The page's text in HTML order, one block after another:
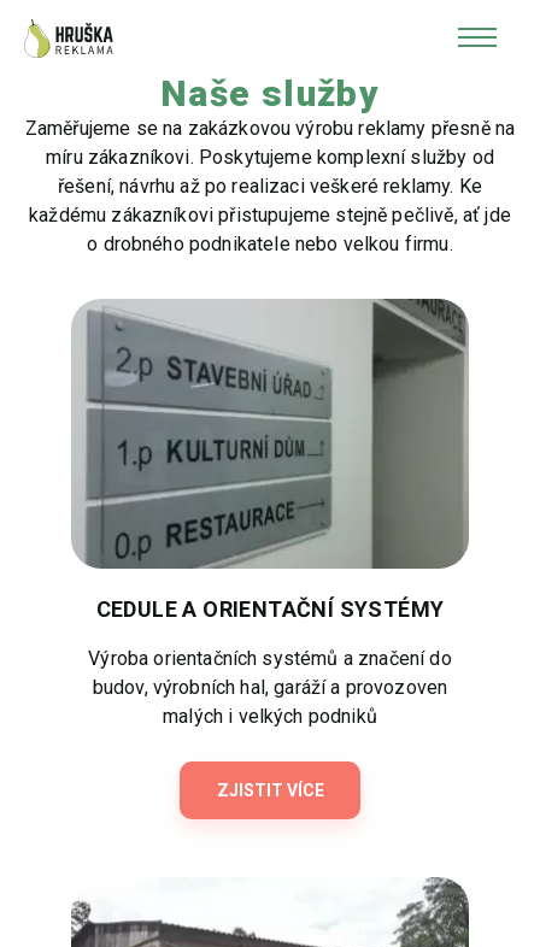
Naše služby
Zaměřujeme se na zakázkovou výrobu reklamy přesně na
míru zákazníkovi. Poskytujeme komplexní služby od
řešení, návrhu až po realizaci veškeré reklamy. Ke
každému zákazníkovi přistupujeme stejně pečlivě, ať jde
o drobného podnikatele nebo velkou firmu.
CEDULE A ORIENTAČNÍ SYSTÉMY
Výroba orientačních systémů a značení do
budov, výrobních hal, garáží a provozoven
malých i velkých podniků
ZJISTIT VÍCE